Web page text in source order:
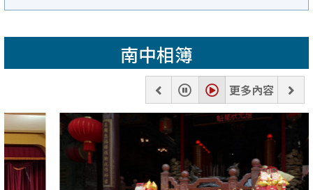
南中相簿
一
張
暫
停
播
放
更多內容
下
一
張